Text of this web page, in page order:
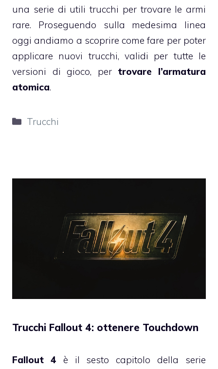
una serie di utili trucchi per trovare le armi
rare. Proseguendo sulla medesima linea
oggi andiamo a scoprire come fare per poter
applicare nuovi trucchi, validi per tutte le
versioni di gioco, per trovare l’armatura
atomica.
Categorie
Trucchi
Trucchi Fallout 4: ottenere Touchdown
Fallout 4 è il sesto capitolo della serie